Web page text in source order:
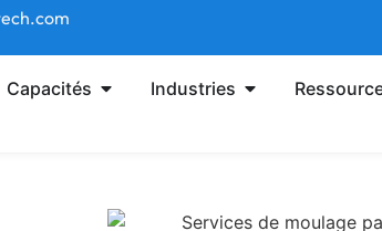
Capacités Industries